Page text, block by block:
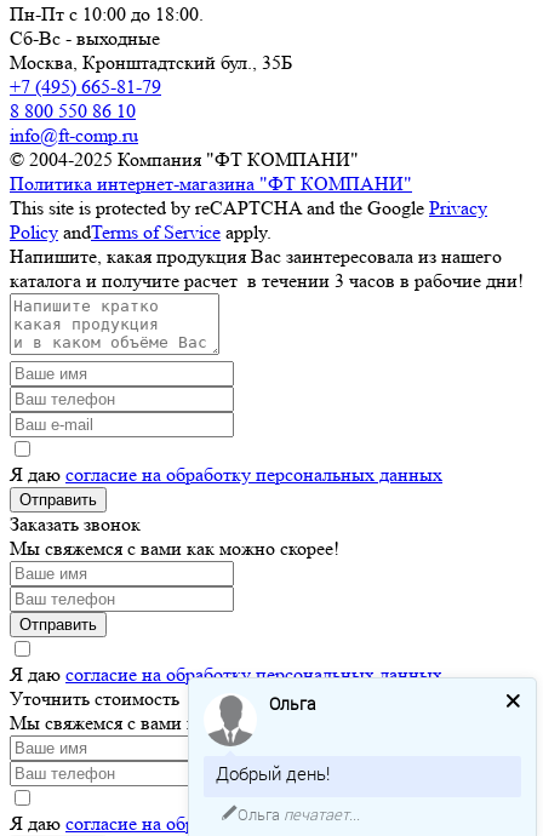
Пн-Пт с 10:00 до 18:00.
Сб-Вс - выходные
Москва, Кронштадтский бул., 35Б
+7 (495) 665-81-79
8 800 550 86 10
info@ft-comp.ru
© 2004-2025 Компания "ФТ КОМПАНИ"
Политика интернет-магазина "ФТ КОМПАНИ"
This site is protected by reCAPTCHA and the Google Privacy
Policy andTerms of Service apply.
Напишите, какая продукция Вас заинтересовала из нашего
каталога и получите расчет в течении 3 часов в рабочие дни!
Я даю согласие на обработку персональных данных
Отправить
Заказать звонок
Мы свяжемся с вами как можно скорее!
Отправить
Я даю согласие на обработку персональных данных
Уточнить стоимость
Мы свяжемся с вами как можно скорее!
Я даю согласие на обработку персональных данных
Ольга
Добрый день!
Ольга печатает...